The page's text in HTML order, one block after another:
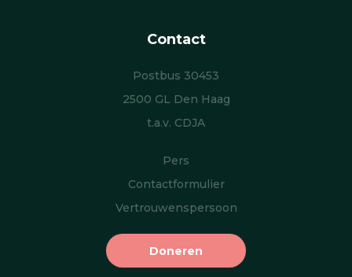
Contact
Postbus 30453
2500 GL Den Haag
t.a.v. CDJA
Pers
Contactformulier
Vertrouwenspersoon
Doneren